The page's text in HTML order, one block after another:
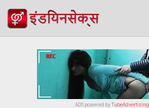
ADS powered byTubeAdvertising